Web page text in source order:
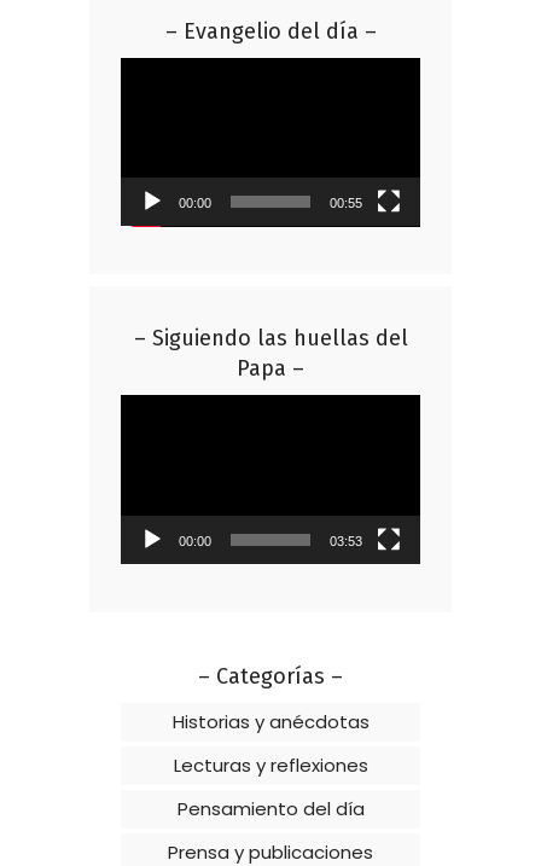
– Evangelio del día –
00:00 00:55
– Siguiendo las huellas del
Papa –
00:00 03:53
– Categorías –
Historias y anécdotas
Lecturas y reflexiones
Pensamiento del día
Prensa y publicaciones